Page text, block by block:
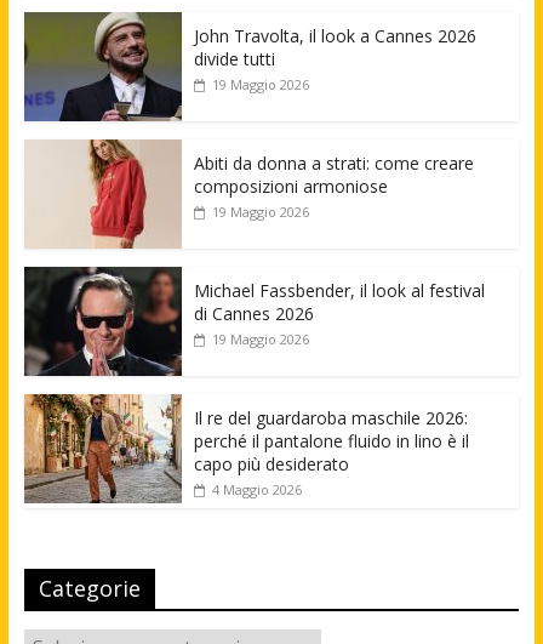
John Travolta, il look a Cannes 2026
divide tutti
19 Maggio 2026
Abiti da donna a strati: come creare
composizioni armoniose
19 Maggio 2026
Michael Fassbender, il look al festival
di Cannes 2026
19 Maggio 2026
Il re del guardaroba maschile 2026:
perché il pantalone fluido in lino è il
capo più desiderato
4 Maggio 2026
Categorie